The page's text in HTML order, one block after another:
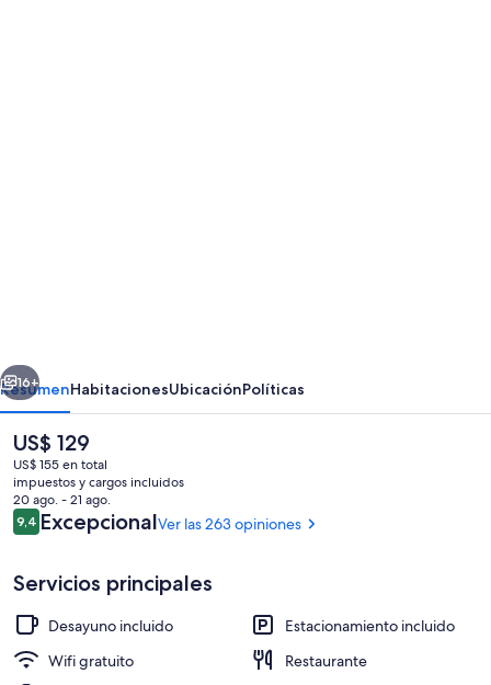
Exterior
Siguiente
16+
ResumenHabitacionesUbicaciónPolíticas
El
precio
actual
es
de
US$ 129
US$ 129
US$ 155 en total
impuestos y cargos incluidos
20 ago. - 21 ago.
Opiniones
9,49,4 de 10
ExcepcionalVer las 263 opiniones
Servicios principales
Desayuno incluido
Estacionamiento incluido
Wifi gratuito
Restaurante